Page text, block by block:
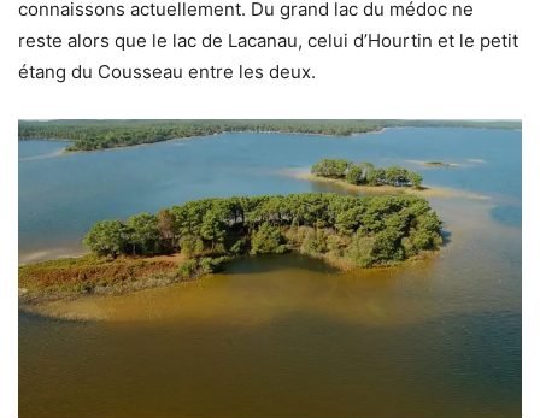
connaissons actuellement. Du grand lac du médoc ne
reste alors que le lac de Lacanau, celui d’Hourtin et le petit
étang du Cousseau entre les deux.